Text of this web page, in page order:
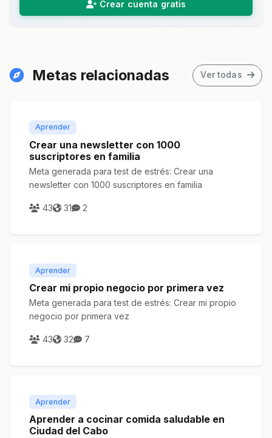
Crear cuenta gratis
Metas relacionadas Ver todas
Aprender
Crear una newsletter con 1000
suscriptores en familia
Meta generada para test de estrés: Crear una
newsletter con 1000 suscriptores en familia
43 31 2
Aprender
Crear mi propio negocio por primera vez
Meta generada para test de estrés: Crear mi propio
negocio por primera vez
43 32 7
Aprender
Aprender a cocinar comida saludable en
Ciudad del Cabo